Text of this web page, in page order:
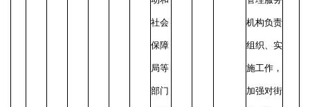
社会
保障
局等
部门
机构负责
组织、实
施工作，
加强对街